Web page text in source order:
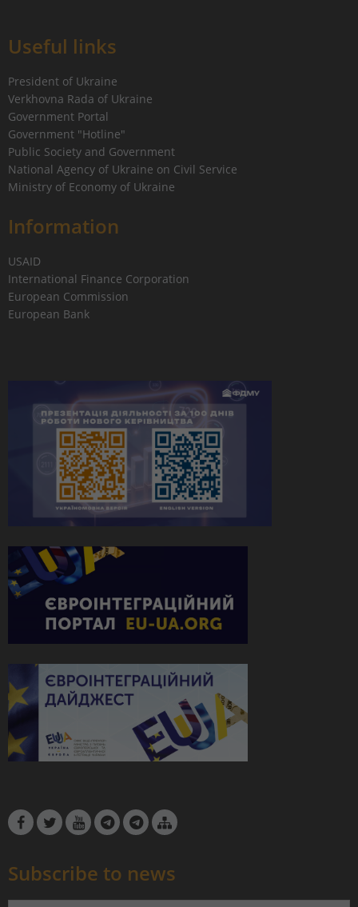
Useful links
President of Ukraine
Verkhovna Rada of Ukraine
Government Portal
Government "Hotline"
Public Society and Government
National Agency of Ukraine on Civil Service
Ministry of Economy of Ukraine
Information
USAID
International Finance Corporation
European Commission
European Bank
Subscribe to news